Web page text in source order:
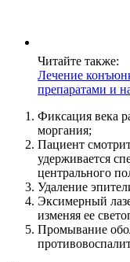
Читайте также:
Лечение
препаратами и
Фиксация века
моргания;
Пациент
удерживается
центрального
Удаление
Эксимерный
изменяя ее
Промывание